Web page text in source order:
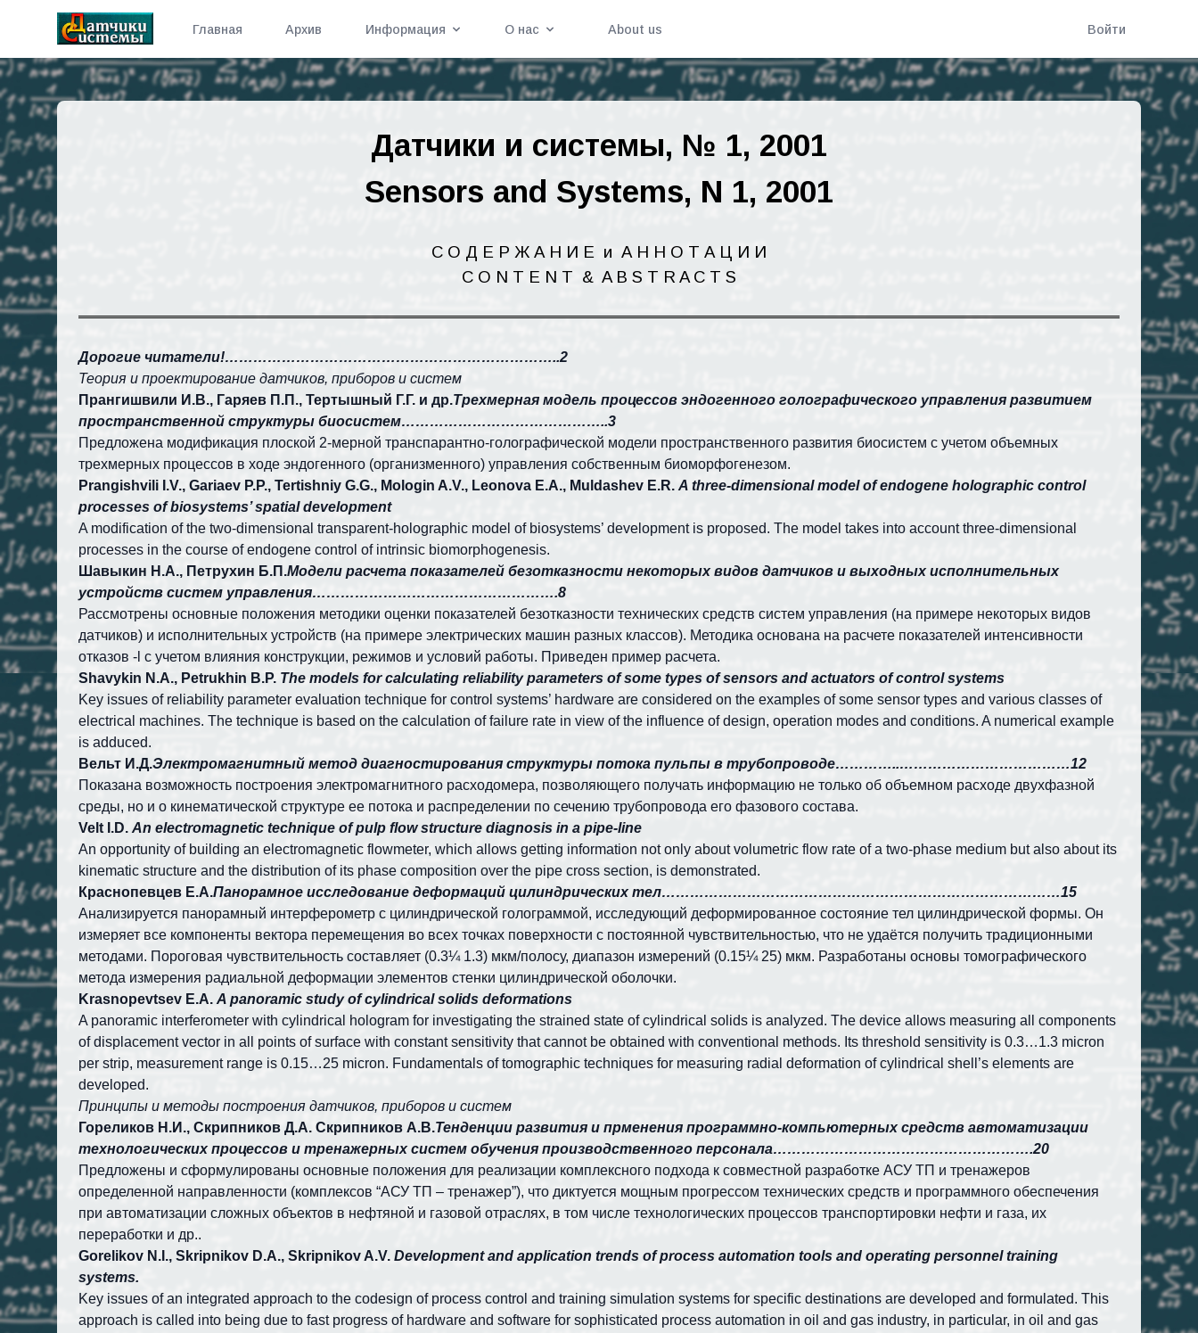
Главная Архив Информация О нас About us Войти
Датчики и системы, № 1, 2001
Sensors and Systems, N 1, 2001
С О Д Е Р Ж А Н И Е и А Н Н О Т А Ц И И
C O N T E N T & A B S T R A C T S
Дорогие читатели!……………………………………………………………..2
Теория и проектирование датчиков, приборов и систем
Прангишвили И.В., Гаряев П.П., Тертышный Г.Г. и др.Трехмерная модель процессов эндогенного голографического управления развитием
пространственной структуры биосистем……………………………………..3
Предложена модификация плоской 2-мерной транспарантно-голографической модели пространственного развития биосистем с учетом объемных
трехмерных процессов в ходе эндогенного (организменного) управления собственным биоморфогенезом.
Prangishvili I.V., Gariaev P.P., Tertishniy G.G., Mologin A.V., Leonova E.A., Muldashev E.R. A three-dimensional model of endogene holographic control
processes of biosystems’ spatial development
A modification of the two-dimensional transparent-holographic model of biosystems’ development is proposed. The model takes into account three-dimensional
processes in the course of endogene control of intrinsic biomorphogenesis.
Шавыкин Н.А., Петрухин Б.П.Модели расчета показателей безотказности некоторых видов датчиков и выходных исполнительных
устройств систем управления…………………………………………….8
Рассмотрены основные положения методики оценки показателей безотказности технических средств систем управления (на примере некоторых видов
датчиков) и исполнительных устройств (на примере электрических машин разных классов). Методика основана на расчете показателей интенсивности
отказов - с учетом влияния конструкции, режимов и условий работы. Приведен пример расчета.
Shavykin N.A., Petrukhin B.P. The models for calculating reliability parameters of some types of sensors and actuators of control systems
Key issues of reliability parameter evaluation technique for control systems’ hardware are considered on the examples of some sensor types and various classes of
electrical machines. The technique is based on the calculation of failure rate in view of the influence of design, operation modes and conditions. A numerical example
is adduced.
Вельт И.Д.Электромагнитный метод диагностирования структуры потока пульпы в трубопроводе…………..………………………………12
Показана возможность построения электромагнитного расходомера, позволяющего получать информацию не только об объемном расходе двухфазной
среды, но и о кинематической структуре ее потока и распределении по сечению трубопровода его фазового состава.
Velt I.D. An electromagnetic technique of pulp flow structure diagnosis in a pipe-line
An opportunity of building an electromagnetic flowmeter, which allows getting information not only about volumetric flow rate of a two-phase medium but also about its
kinematic structure and the distribution of its phase composition over the pipe cross section, is demonstrated.
Краснопевцев Е.А.Панорамное исследование деформаций цилиндрических тел…………………………………………………………………………15
Анализируется панорамный интерферометр с цилиндрической голограммой, исследующий деформированное состояние тел цилиндрической формы. Он
измеряет все компоненты вектора перемещения во всех точках поверхности с постоянной чувствительностью, что не удаётся получить традиционными
методами. Пороговая чувствительность составляет (0.3¼ 1.3) мкм/полосу, диапазон измерений (0.15¼ 25) мкм. Разработаны основы томографического
метода измерения радиальной деформации элементов стенки цилиндрической оболочки.
Krasnopevtsev E.A. A panoramic study of cylindrical solids deformations
A panoramic interferometer with cylindrical hologram for investigating the strained state of cylindrical solids is analyzed. The device allows measuring all components
of displacement vector in all points of surface with constant sensitivity that cannot be obtained with conventional methods. Its threshold sensitivity is 0.3…1.3 micron
per strip, measurement range is 0.15…25 micron. Fundamentals of tomographic techniques for measuring radial deformation of cylindrical shell’s elements are
developed.
Принципы и методы построения датчиков, приборов и систем
Гореликов Н.И., Скрипников Д.А. Скрипников А.В.Тенденции развития и прменения программно-компьютерных средств автоматизации
технологических процессов и тренажерных систем обучения производственного персонала……………………………………………….20
Предложены и сформулированы основные положения для реализации комплексного подхода к совместной разработке АСУ ТП и тренажеров
определенной направленности (комплексов “АСУ ТП – тренажер”), что диктуется мощным прогрессом технических средств и программного обеспечения
при автоматизации сложных объектов в нефтяной и газовой отраслях, в том числе технологических процессов транспортировки нефти и газа, их
переработки и др..
Gorelikov N.I., Skripnikov D.A., Skripnikov A.V. Development and application trends of process automation tools and operating personnel training
systems.
Key issues of an integrated approach to the codesign of process control and training simulation systems for specific destinations are developed and formulated. This
approach is called into being due to fast progress of hardware and software for sophisticated process automation in oil and gas industry, in particular, in oil and gas